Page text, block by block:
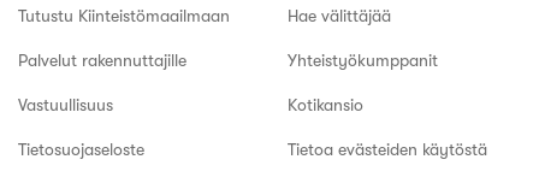
Tutustu Kiinteistömaailmaan
Palvelut rakennuttajille
Vastuullisuus
Tietosuojaseloste
Hae välittäjää
Yhteistyökumppanit
Kotikansio
Tietoa evästeiden käytöstä